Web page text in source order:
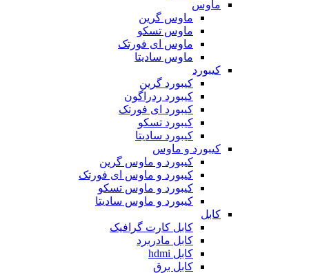
ماوس
ماوس گرین
ماوس تسکو
ماوس ای فورتک
ماوس سادیتا
کیبورد
کیبورد گرین
کیبورد ردراگون
کیبورد ای فورتک
کیبورد تسکو
کیبورد سادیتا
کیبورد و ماوس
کیبورد و ماوس گرین
کیبورد و ماوس ای فورتک
کیبورد و ماوس تسکو
کیبورد و ماوس سادیتا
کابل
کابل کارت گرافیک
کابل مادربرد
کابل hdmi
کابل برق